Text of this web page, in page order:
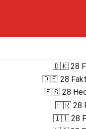
🇩🇰 28
🇩🇪 28
🇪🇸 28
🇫🇷 28
🇮🇹 28